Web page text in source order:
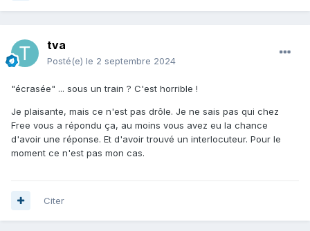
tva
Posté(e) le 2 septembre 2024
"écrasée" ... sous un train ? C'est horrible !
Je plaisante, mais ce n'est pas drôle. Je ne sais pas qui chez
Free vous a répondu ça, au moins vous avez eu la chance
d'avoir une réponse. Et d'avoir trouvé un interlocuteur. Pour le
moment ce n'est pas mon cas.
Citer